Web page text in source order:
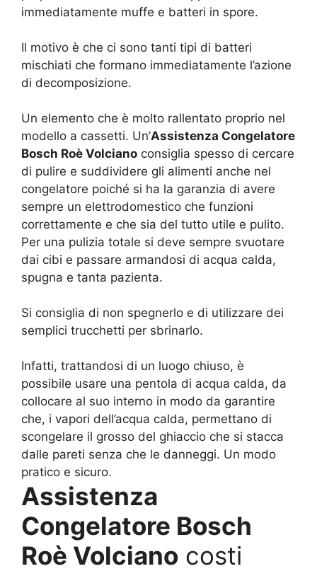
immediatamente muffe e batteri in spore.
Il motivo è che ci sono tanti tipi di batteri
mischiati che formano immediatamente l’azione
di decomposizione.
Un elemento che è molto rallentato proprio nel
modello a cassetti. Un’Assistenza Congelatore
Bosch Roè Volciano consiglia spesso di cercare
di pulire e suddividere gli alimenti anche nel
congelatore poiché si ha la garanzia di avere
sempre un elettrodomestico che funzioni
correttamente e che sia del tutto utile e pulito.
Per una pulizia totale si deve sempre svuotare
dai cibi e passare armandosi di acqua calda,
spugna e tanta pazienta.
Si consiglia di non spegnerlo e di utilizzare dei
semplici trucchetti per sbrinarlo.
Infatti, trattandosi di un luogo chiuso, è
possibile usare una pentola di acqua calda, da
collocare al suo interno in modo da garantire
che, i vapori dell’acqua calda, permettano di
scongelare il grosso del ghiaccio che si stacca
dalle pareti senza che le danneggi. Un modo
pratico e sicuro.
Assistenza
Congelatore Bosch
Roè Volciano costi